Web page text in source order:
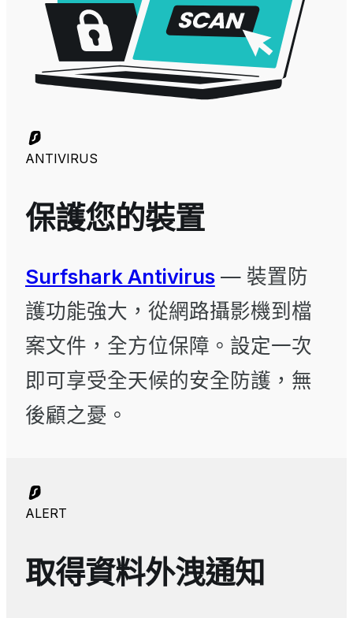
ANTIVIRUS
保護您的裝置
Surfshark Antivirus— 裝置防
護功能強大，從網路攝影機到檔
案文件，全方位保障。設定一次
即可享受全天候的安全防護，無
後顧之憂。
ALERT
取得資料外洩通知